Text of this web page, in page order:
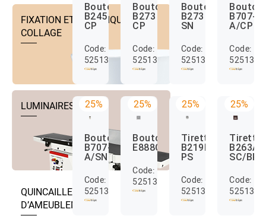
FIXATION ET TECHNIQUE DE
COLLAGE
LUMINAIRES
QUINCAILLERIE
D’AMEUBLEMENT
Bouton
B245
CP
Code:
52513053
Bouton
B273
CP
Code:
52513028
Bouton
B273
SN
Code:
52513029
Bouton
B707-
A/CP
Code:
25%
Bouton
B707-
A/SN
Code:
52513111
25%
Bouton
E888C
Code:
52513100
25%
Tirette
B219B
PS
Code:
52513017
25%
Tirette
B263A
SC/
Code: